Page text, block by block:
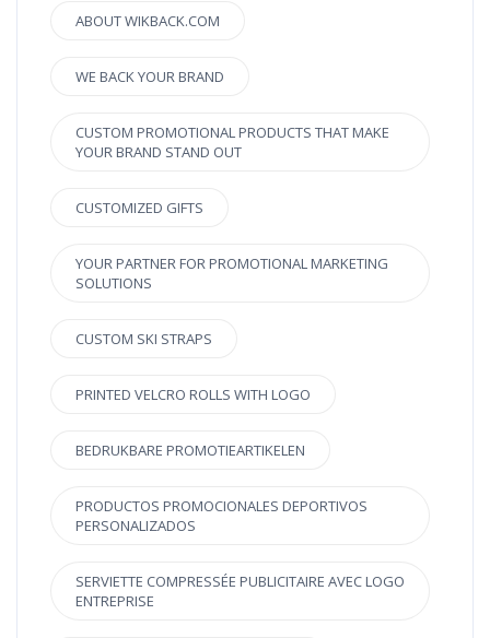
ABOUT WIKBACK.COM
WE BACK YOUR BRAND
CUSTOM PROMOTIONAL PRODUCTS THAT MAKE
YOUR BRAND STAND OUT
CUSTOMIZED GIFTS
YOUR PARTNER FOR PROMOTIONAL MARKETING
SOLUTIONS
CUSTOM SKI STRAPS
PRINTED VELCRO ROLLS WITH LOGO
BEDRUKBARE PROMOTIEARTIKELEN
PRODUCTOS PROMOCIONALES DEPORTIVOS
PERSONALIZADOS
SERVIETTE COMPRESSÉE PUBLICITAIRE AVEC LOGO
ENTREPRISE